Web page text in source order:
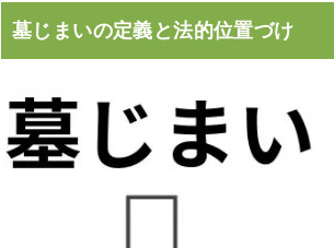
墓じまいの定義と法的位置づけ